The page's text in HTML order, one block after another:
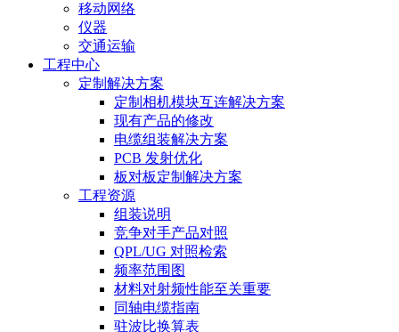
移动网络
仪器
交通运输
工程中心
定制解决方案
定制相机模块互连解决方案
现有产品的修改
电缆组装解决方案
PCB 发射优化
板对板定制解决方案
工程资源
组装说明
竞争对手产品对照
QPL/UG 对照检索
频率范围图
材料对射频性能至关重要
同轴电缆指南
驻波比换算表